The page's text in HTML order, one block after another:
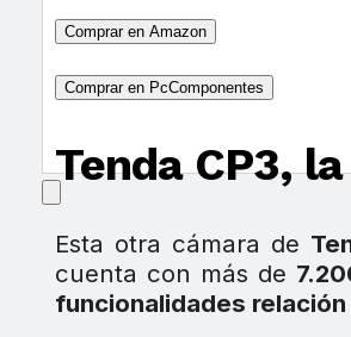
Comprar en Amazon
Comprar en PcComponentes
Tenda CP3,
Esta otra cámara de
cuenta con más de
funcionalidades